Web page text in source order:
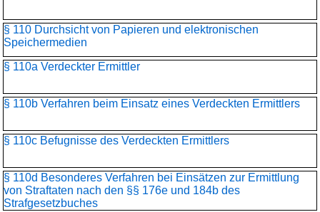
§ 110 Durchsicht von Papieren und elektronischen
Speichermedien
§ 110a Verdeckter Ermittler
§ 110b Verfahren beim Einsatz eines Verdeckten Ermittlers
§ 110c Befugnisse des Verdeckten Ermittlers
§ 110d Besonderes Verfahren bei Einsätzen zur Ermittlung
von Straftaten nach den §§ 176e und 184b des
Strafgesetzbuches